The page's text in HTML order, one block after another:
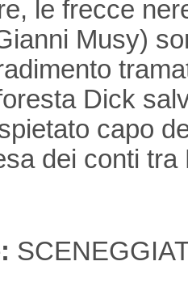
le frecce
Musy)
Dick
capo
dei conti